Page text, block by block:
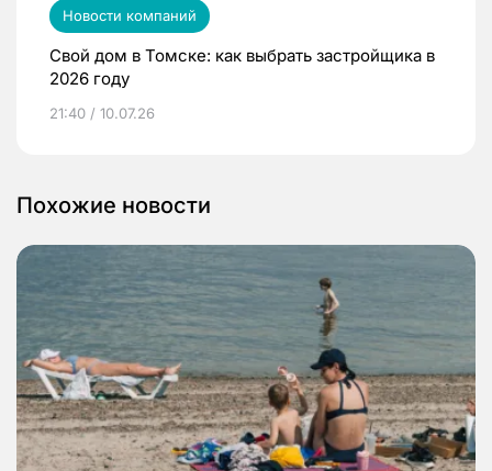
Новости компаний
Свой дом в Томске: как выбрать застройщика в
2026 году
21:40 / 10.07.26
Похожие новости